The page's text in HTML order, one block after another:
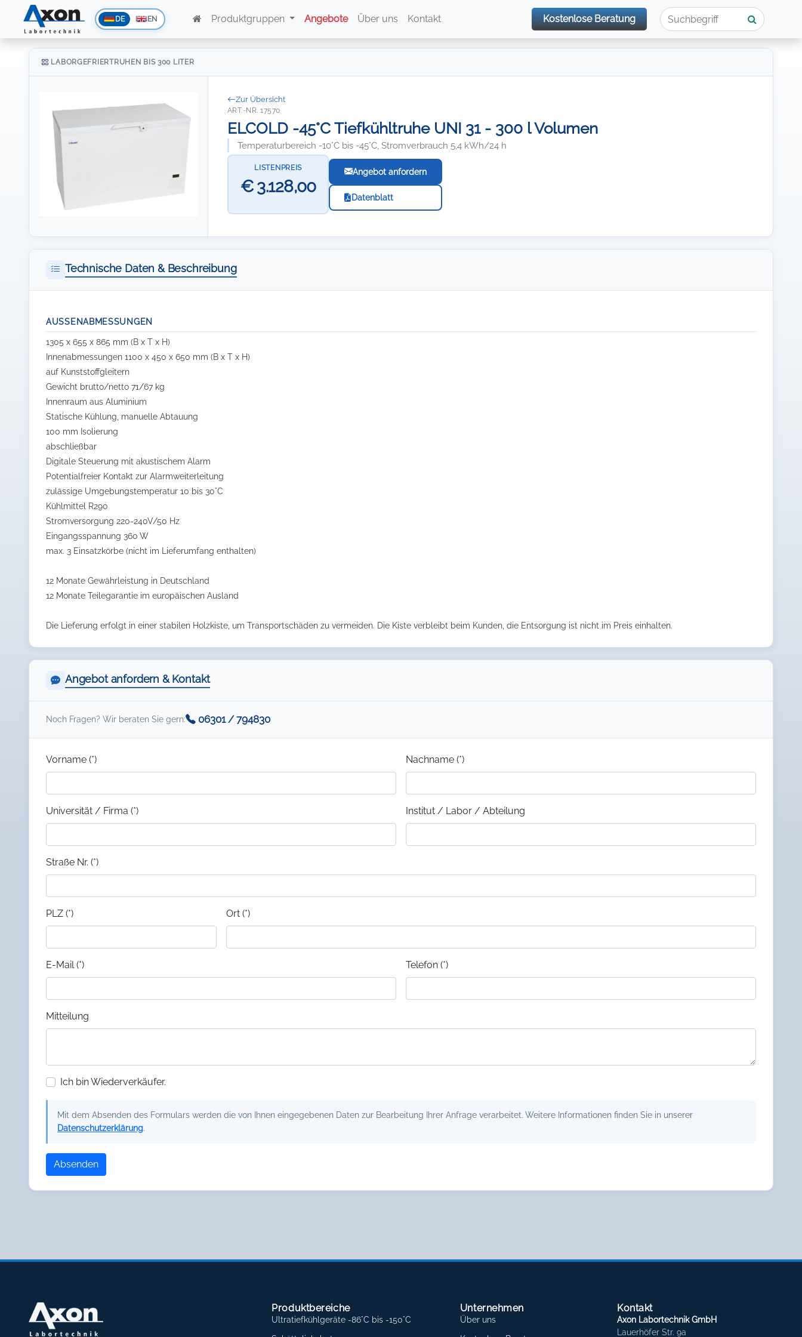
DE EN Produktgruppen Angebote Über uns Kontakt Kostenlose Beratung
LABORGEFRIERTRUHEN BIS 300 LITER
Zur Übersicht
ART.-NR. 17570
ELCOLD -45°C Tiefkühltruhe UNI 31 - 300 l Volumen
Temperaturbereich -10°C bis -45°C, Stromverbrauch 5,4 kWh/24 h
LISTENPREIS
€ 3.128,00
Angebot anfordern
Datenblatt
Technische Daten & Beschreibung
AUSSENABMESSUNGEN
1305 x 655 x 865 mm (B x T x H)
Innenabmessungen 1100 x 450 x 650 mm (B x T x H)
auf Kunststoffgleitern
Gewicht brutto/netto 71/67 kg
Innenraum aus Aluminium
Statische Kühlung, manuelle Abtauung
100 mm Isolierung
abschließbar
Digitale Steuerung mit akustischem Alarm
Potentialfreier Kontakt zur Alarmweiterleitung
zulässige Umgebungstemperatur 10 bis 30°C
Kühlmittel R290
Stromversorgung 220-240V/50 Hz
Eingangsspannung 360 W
max. 3 Einsatzkörbe (nicht im Lieferumfang enthalten)
12 Monate Gewährleistung in Deutschland
12 Monate Teilegarantie im europäischen Ausland
Die Lieferung erfolgt in einer stabilen Holzkiste, um Transportschäden zu vermeiden. Die Kiste verbleibt beim Kunden, die Entsorgung ist nicht im Preis einhalten.
Angebot anfordern & Kontakt
Noch Fragen? Wir beraten Sie gern: 06301 / 794830
Vorname (*) Nachname (*)
Universität / Firma (*) Institut / Labor / Abteilung
Straße Nr. (*)
PLZ (*) Ort (*)
E-Mail (*) Telefon (*)
Mitteilung
Ich bin Wiederverkäufer.
Mit dem Absenden des Formulars werden die von Ihnen eingegebenen Daten zur Bearbeitung Ihrer Anfrage verarbeitet. Weitere Informationen finden Sie in unserer
Datenschutzerklärung.
Absenden
Produktbereiche
Ultratiefkühlgeräte -86°C bis -150°C
Unternehmen
Über uns
Kontakt
Axon Labortechnik GmbH
Lauerhöfer Str. 9a